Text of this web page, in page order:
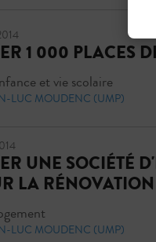
1 000 PLACES
et vie scolaire
LUC MOUDENC (UMP)
UNE SOCIÉTÉ
LA
LUC MOUDENC (UMP)